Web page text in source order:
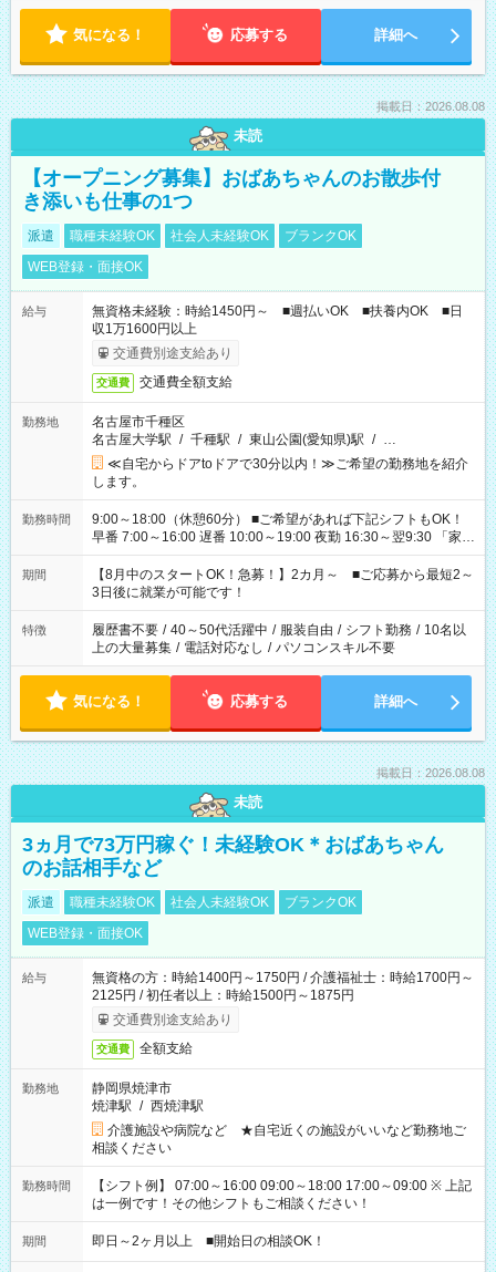
気になる！ 応募する 詳細へ
掲載日：2026.08.08
未読
【オープニング募集】おばあちゃんのお散歩付
き添いも仕事の1つ
派遣 職種未経験OK 社会人未経験OK
ブランクOK
WEB登録・面接OK
給与
無資格未経験：時給1450円～ ■週払いOK ■扶養内OK ■日
収1万1600円以上
交通費別途支給あり
交通費 交通費全額支給
勤務地
名古屋市千種区
名古屋大学駅 / 千種駅 / 東山公園(愛知県)駅 / …
≪自宅からドアtoドアで30分以内！≫ご希望の勤務地を紹介
します。
勤務時間
9:00～18:00（休憩60分） ■ご希望があれば下記シフトもOK！
早番 7:00～16:00 遅番 10:00～19:00 夜勤 16:30～翌9:30 「家族
と休みを合わせたい」 「余裕を持って夕飯の準備がしたい」
「できれば残業はしたくない」 など、ご希望を教えてください
ね。 ※Wワーク希望の方へ 今ご覧のお仕事で希望する勤務時間
と、もう1つのお仕事の勤務時間。 合計で週40時間を超える場
合は応募できません。
期間
【8月中のスタートOK！急募！】2カ月～ ■ご応募から最短2～
3日後に就業が可能です！
特徴 履歴書不要 / 40～50代活躍中 / 服装自由 / シフト勤務 / 10名以
上の大量募集 / 電話対応なし / パソコンスキル不要
気になる！ 応募する 詳細へ
掲載日：2026.08.08
未読
3ヵ月で73万円稼ぐ！未経験OK＊おばあちゃん
のお話相手など
派遣 職種未経験OK 社会人未経験OK
ブランクOK
WEB登録・面接OK
給与
無資格の方：時給1400円～1750円 / 介護福祉士：時給1700円～
2125円 / 初任者以上：時給1500円～1875円
交通費別途支給あり
交通費 全額支給
勤務地
静岡県焼津市
焼津駅 / 西焼津駅
介護施設や病院など ★自宅近くの施設がいいなど勤務地ご
相談ください
勤務時間
【シフト例】 07:00～16:00 09:00～18:00 17:00～09:00 ※ 上記
は一例です！その他シフトもご相談ください！
期間 即日～2ヶ月以上 ■開始日の相談OK！